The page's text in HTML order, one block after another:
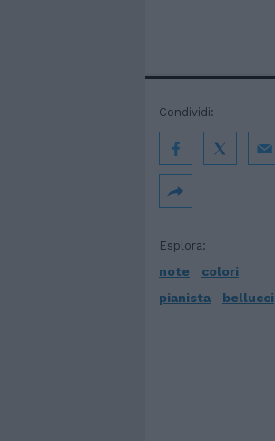
Esplora:
note
colori
pianista
bellucci
Condividi: